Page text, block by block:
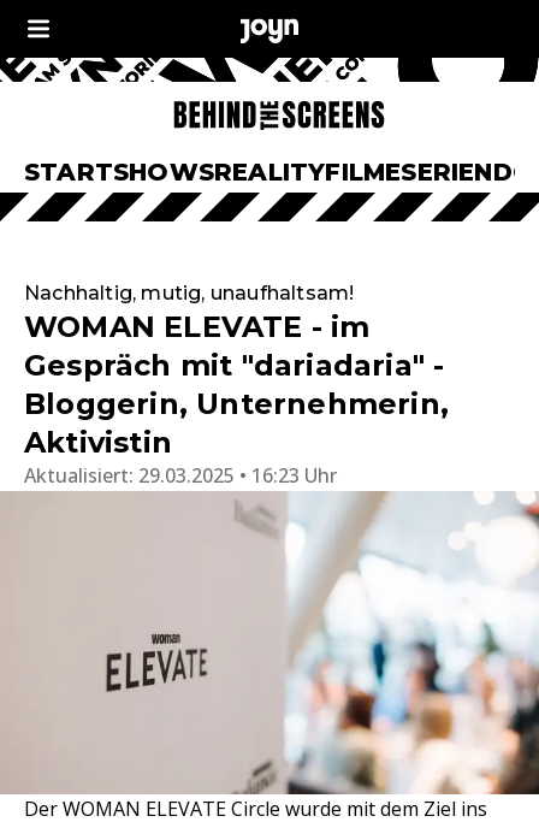
STARTSHOWSREALITYFILMESERIEN
Nachhaltig, mutig, unaufhaltsam!
WOMAN ELEVATE - im
Gespräch mit "dariadaria" -
Bloggerin, Unternehmerin,
Aktivistin
Aktualisiert: 29.03.2025 • 16:23 Uhr
Der WOMAN ELEVATE Circle wurde mit dem Ziel ins